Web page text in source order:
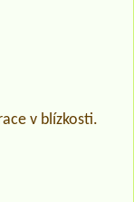
v blízkosti.